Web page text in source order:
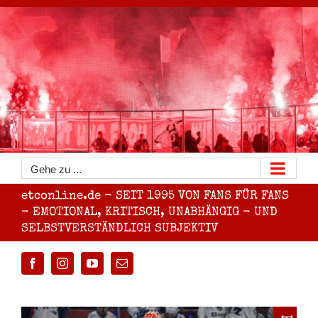
Zum
Inhalt
springen
Gehe zu ...
etconline.de - SEIT 1995 VON FANS FÜR FANS
- EMOTIONAL, KRITISCH, UNABHÄNGIG - UND
SELBSTVERSTÄNDLICH SUBJEKTIV